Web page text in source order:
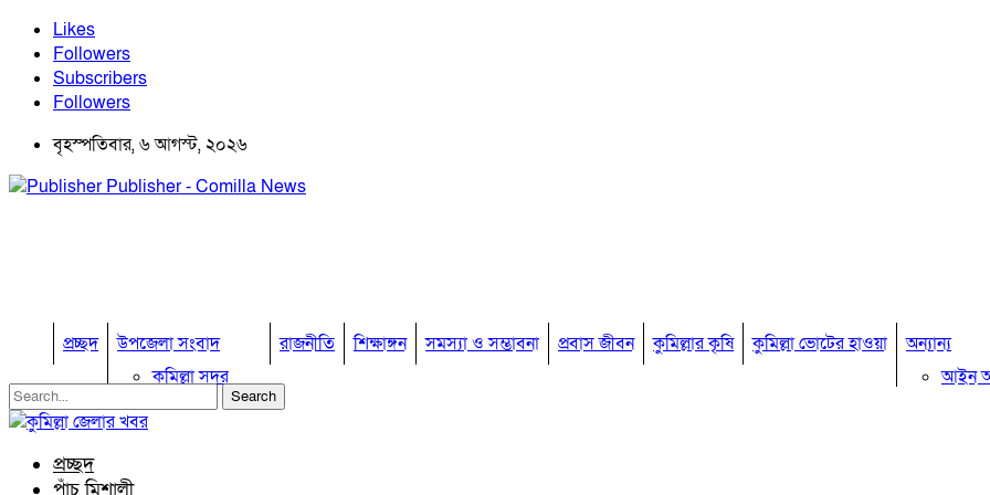
Likes
Followers
Subscribers
Followers
বৃহস্পতিবার, ৬ আগস্ট, ২০২৬
Publisher - Comilla News
প্রচ্ছদ
উপজেলা সংবাদ
কুমিল্লা সদর
কুমিল্লা সদর দক্ষিণ
রাজনীতি শিক্ষাঙ্গন সমস্যা ও সম্ভাবনা প্রবাস জীবন কুমিল্লার কৃষি কুমিল্লা ভোটের হাওয়া
অন্যান্য
আইন
প্রচ্ছদ